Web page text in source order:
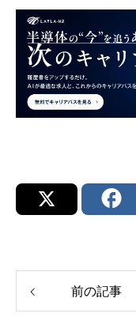
前の記事